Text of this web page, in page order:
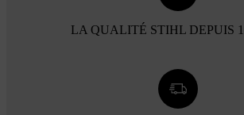
LA QUALITÉ STIHL DEPUIS